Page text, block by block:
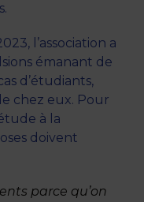
l’association a
émanant de
d’étudiants,
chez eux. Pour
à la
doivent
parce qu’on